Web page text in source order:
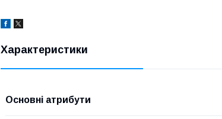
Характеристики
Основні атрибути